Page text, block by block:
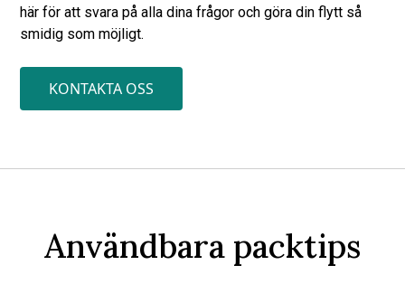
här för att svara på alla dina frågor och göra din flytt så
smidig som möjligt.
KONTAKTA OSS
Användbara packtips